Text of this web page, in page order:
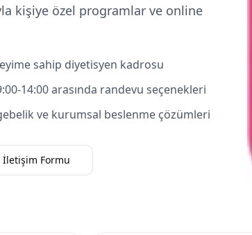
kişiye özel programlar ve online
sahip diyetisyen kadrosu
14:00 arasında randevu seçenekleri
ve kurumsal beslenme çözümleri
İletişim Formu